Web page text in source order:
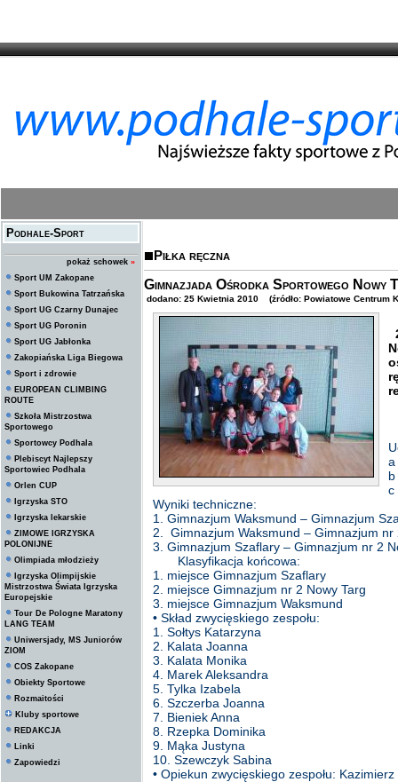
Podhale-Sport
pokaż schowek »
Sport UM Zakopane
Sport Bukowina Tatrzańska
Sport UG Czarny Dunajec
Sport UG Poronin
Sport UG Jabłonka
Zakopiańska Liga Biegowa
Sport i zdrowie
EUROPEAN CLIMBING
ROUTE
Szkoła Mistrzostwa
Sportowego
Sportowcy Podhala
Plebiscyt Najlepszy
Sportowiec Podhala
Orlen CUP
Igrzyska STO
Igrzyska lekarskie
ZIMOWE IGRZYSKA
POLONIJNE
Olimpiada młodzieży
Igrzyska Olimpijskie
Mistrzostwa Świata Igrzyska
Europejskie
Tour De Pologne Maratony
LANG TEAM
Uniwersjady, MS Juniorów
ZIOM
COS Zakopane
Obiekty Sportowe
Rozmaitości
Kluby sportowe
REDAKCJA
Linki
Zapowiedzi
Piłka ręczna
Gimnazjada Ośrodka Sportowego Nowy
dodano: 25 Kwietnia 2010 (źródło: Powiatowe Centrum
a
c
Wyniki techniczne:
1. Gimnazjum Waksmund – Gimnazjum
2. Gimnazjum Waksmund – Gimnazjum nr
3. Gimnazjum Szaflary – Gimnazjum nr 2
Klasyfikacja końcowa:
1. miejsce Gimnazjum Szaflary
2. miejsce Gimnazjum nr 2 Nowy Targ
3. miejsce Gimnazjum Waksmund
• Skład zwycięskiego zespołu:
1. Sołtys Katarzyna
2. Kalata Joanna
3. Kalata Monika
4. Marek Aleksandra
5. Tylka Izabela
6. Szczerba Joanna
7. Bieniek Anna
8. Rzepka Dominika
9. Mąka Justyna
10. Szewczyk Sabina
• Opiekun zwycięskiego zespołu: